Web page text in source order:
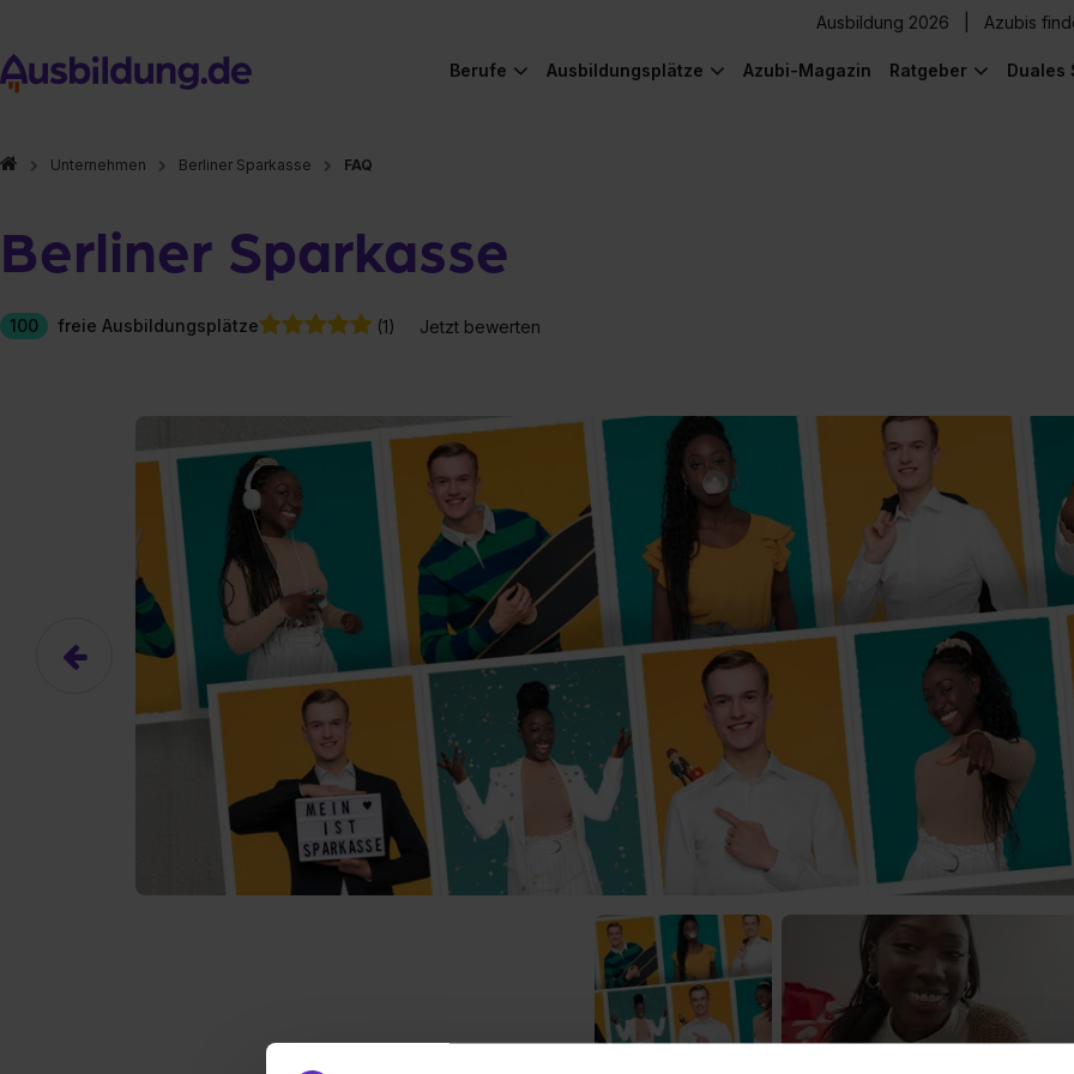
Ausbildung 2026 Azubis
Berufe Ausbildungsplätze Azubi-Magazin Ratgeber Duales
Unternehmen Berliner Sparkasse FAQ
Berliner Sparkasse
100 freie Ausbildungsplätze (1) Jetzt bewerten
Hier gibt es (eigentlich) was Cooles zu sehen!
Das hier ist ein Platzhalter für Video-Content von YouTube. Neugierig? Dann schalte die Inhalte jetzt
Ja, ich erlaube die externen Inhalte von YouTube.
Ich bin damit einverstanden, dass mir die externen Inhalte angezeigt werden. Personenbezogene Daten
an Drittplattformen übermittelt werden. Mehr Infos gibt es in derDatenschutzerklärung